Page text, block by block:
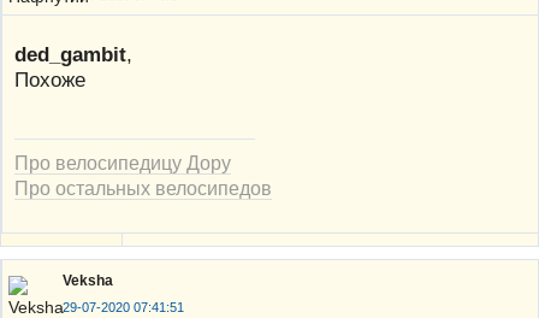
ded_gambit,
Похоже
Про велосипедицу Дору
Про остальных велосипедов
Veksha
29-07-2020 07:41:51